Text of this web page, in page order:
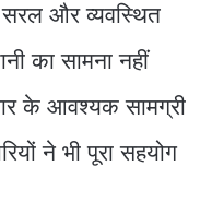
सरल और व्यवस्थित
का सामना नहीं
के आवश्यक सामग्री
ने भी पूरा सहयोग